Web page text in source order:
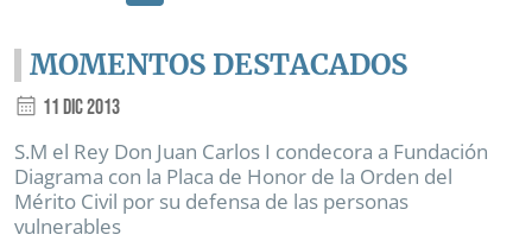
MOMENTOS DESTACADOS
11 Dic 2013
S.M el Rey Don Juan Carlos I condecora a Fundación
Diagrama con la Placa de Honor de la Orden del
Mérito Civil por su defensa de las personas
vulnerables